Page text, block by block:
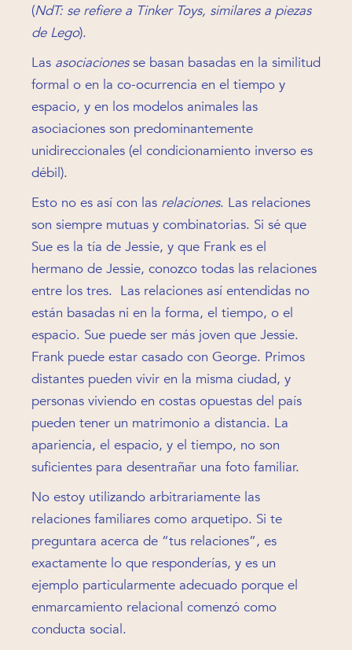
(NdT: se refiere a Tinker Toys, similares a piezas
de Lego).
Las asociacionesse basan basadas en la similitud
formal o en la co-ocurrencia en el tiempo y
espacio, y en los modelos animales las
asociaciones son predominantemente
unidireccionales (el condicionamiento inverso es
débil).
Esto no es así con las relaciones. Las relaciones
son siempre mutuas y combinatorias. Si sé que
Sue es la tía de Jessie, y que Frank es el
hermano de Jessie, conozco todas las relaciones
entre los tres. Las relaciones así entendidas no
están basadas ni en la forma, el tiempo, o el
espacio. Sue puede ser más joven que Jessie.
Frank puede estar casado con George. Primos
distantes pueden vivir en la misma ciudad, y
personas viviendo en costas opuestas del país
pueden tener un matrimonio a distancia. La
apariencia, el espacio, y el tiempo, no son
suficientes para desentrañar una foto familiar.
No estoy utilizando arbitrariamente las
relaciones familiares como arquetipo. Si te
preguntara acerca de “tus relaciones”, es
exactamente lo que responderías, y es un
ejemplo particularmente adecuado porque el
enmarcamiento relacional comenzó como
conducta social.